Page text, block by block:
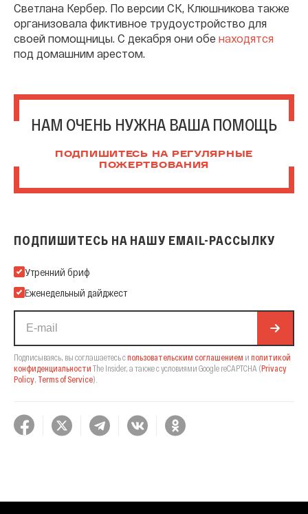
Светлана Кербер. По версии СК, Клюшникова также
организовала фиктивное трудоустройство для
своей помощницы. С декабря они обе находятся
под домашним арестом.
НАМ ОЧЕНЬ НУЖНА ВАША ПОМОЩЬ
ПОДПИШИТЕСЬ НА РЕГУЛЯРНЫЕ
ПОЖЕРТВОВАНИЯ
ПОДПИШИТЕСЬ НА НАШУ EMAIL-РАССЫЛКУ
Подпишитесь на нашу Email-рассылку
Утренний бриф
Еженедельный дайджест
Подписываясь, вы соглашаетесь спользовательским соглашением и политикой
конфиденциальности The Insider, а также с условиями Google reCAPTCHA (Privacy
Policy, Terms of Service).